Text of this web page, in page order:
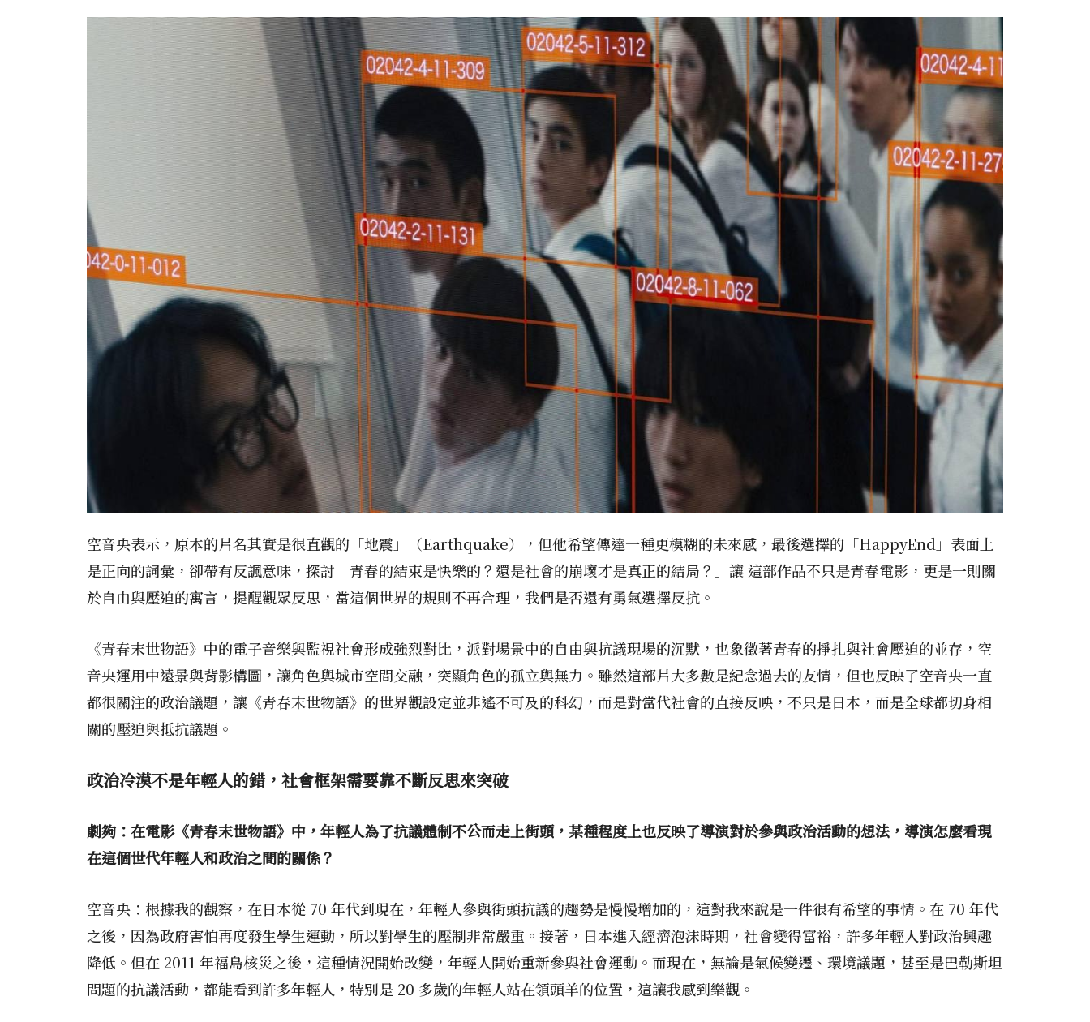
空音央表示，原本的片名其實是很直觀的「地震」（Earthquake），但他希望傳達一種更模糊的未來感，最後選擇的「HappyEnd」表面上
是正向的詞彙，卻帶有反諷意味，探討「青春的結束是快樂的？還是社會的崩壞才是真正的結局？」讓 這部作品不只是青春電影，更是一則關
於自由與壓迫的寓言，提醒觀眾反思，當這個世界的規則不再合理，我們是否還有勇氣選擇反抗。
《青春末世物語》中的電子音樂與監視社會形成強烈對比，派對場景中的自由與抗議現場的沉默，也象徵著青春的掙扎與社會壓迫的並存，空
音央運用中遠景與背影構圖，讓角色與城市空間交融，突顯角色的孤立與無力。雖然這部片大多數是紀念過去的友情，但也反映了空音央一直
都很關注的政治議題，讓《青春末世物語》的世界觀設定並非遙不可及的科幻，而是對當代社會的直接反映，不只是日本，而是全球都切身相
關的壓迫與抵抗議題。
政治冷漠不是年輕人的錯，社會框架需要靠不斷反思來突破
劇夠：在電影《青春末世物語》中，年輕人為了抗議體制不公而走上街頭，某種程度上也反映了導演對於參與政治活動的想法，導演怎麼看現
在這個世代年輕人和政治之間的關係？
空音央：根據我的觀察，在日本從 70 年代到現在，年輕人參與街頭抗議的趨勢是慢慢增加的，這對我來說是一件很有希望的事情。在 70 年代
之後，因為政府害怕再度發生學生運動，所以對學生的壓制非常嚴重。接著，日本進入經濟泡沫時期，社會變得富裕，許多年輕人對政治興趣
降低。但在 2011 年福島核災之後，這種情況開始改變，年輕人開始重新參與社會運動。而現在，無論是氣候變遷、環境議題，甚至是巴勒斯坦
問題的抗議活動，都能看到許多年輕人，特別是 20 多歲的年輕人站在領頭羊的位置，這讓我感到樂觀。